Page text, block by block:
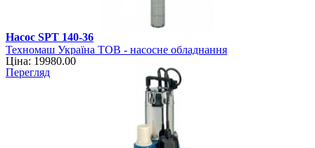
Насос SPT 140-36
Техномаш Україна ТОВ - насосне обладнання
Ціна: 19980.00
Перегляд